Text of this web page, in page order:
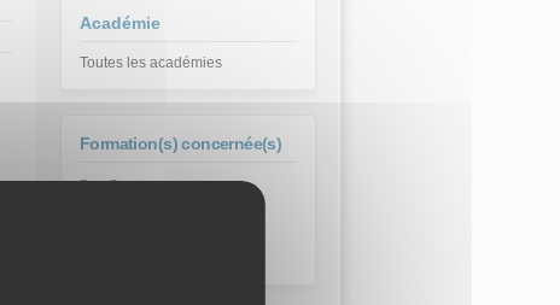
Académie
Toutes les académies
Formation(s) concernée(s)